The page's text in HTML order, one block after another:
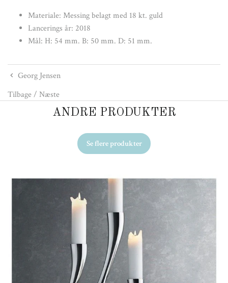
Materiale: Messing belagt med 18 kt. guld
Lancerings år: 2018
Mål: H: 54 mm. B: 50 mm. D: 51 mm.
Georg Jensen
Tilbage/ Næste
ANDRE PRODUKTER
Se flere produkter